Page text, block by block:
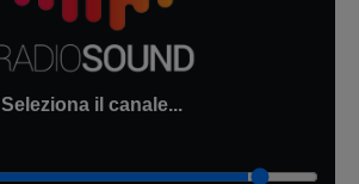
Seleziona il canale...